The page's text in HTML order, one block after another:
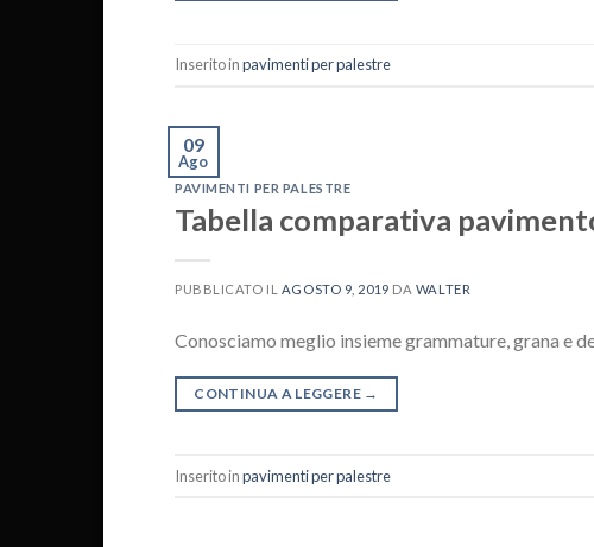
Inserito inpavimenti per palestre
09
Ago
PAVIMENTI PER PALESTRE
Tabella comparativa
PUBBLICATO IL AGOSTO 9, 2019 DA WALTER
Conosciamo meglio insieme grammature, grana e
CONTINUA A LEGGERE →
Inserito inpavimenti per palestre